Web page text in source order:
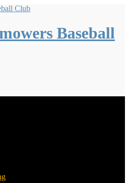
Baseball